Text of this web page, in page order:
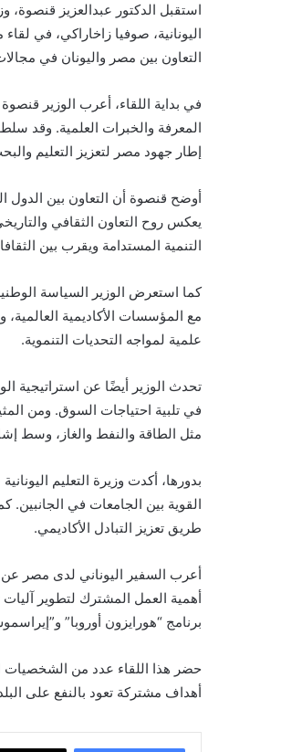
استقبل الدكتور عبدالعزيز قنصوة،
اليونانية، صوفيا زاخاراكي، في
التعاون بين مصر واليونان في
في بداية اللقاء، أعرب الوزير
المعرفة والخبرات العلمية. وقد
إطار جهود مصر لتعزيز التعليم
أوضح قنصوة أن التعاون بين الدول
يعكس روح التعاون الثقافي
التنمية المستدامة ويقرب بين
كما استعرض الوزير السياسة
مع المؤسسات الأكاديمية
علمية لمواجه التحديات التنموية.
تحدث الوزير أيضًا عن استراتيجية
في تلبية احتياجات السوق. ومن
مثل الطاقة والنفط والغاز، وسط
بدورها، أكدت وزيرة التعليم
القوية بين الجامعات في
طريق تعزيز التبادل الأكاديمي.
أعرب السفير اليوناني لدى مصر عن
أهمية العمل المشترك لتطوير
برنامج “هورايزون أوروبا”
حضر هذا اللقاء عدد من الشخصيات
أهداف مشتركة تعود بالنفع على